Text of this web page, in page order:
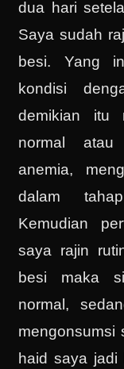
dua hari
Saya sudah
besi. Yang
kondisi
demikian itu
normal atau
anemia,
dalam
Kemudian
saya rajin
besi maka
normal,
mengonsumsi
haid saya jadi